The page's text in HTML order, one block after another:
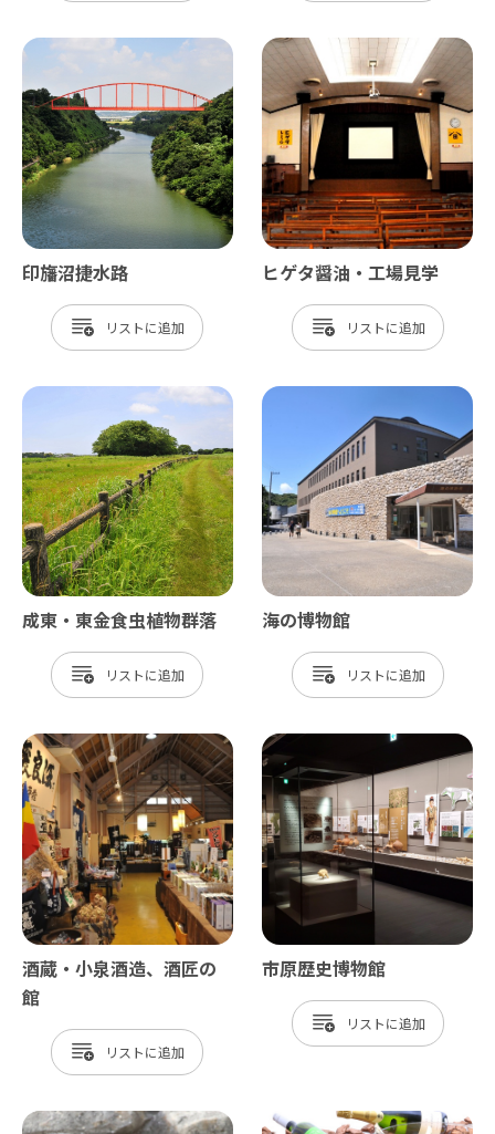
印旛沼捷水路
リスト
ヒゲタ醤油・工場見学
リスト
成東・東金食虫植物群落
リスト
海の博物館
リスト
酒蔵・小泉酒造、酒匠の
館
リスト
市原歴史博物館
リスト